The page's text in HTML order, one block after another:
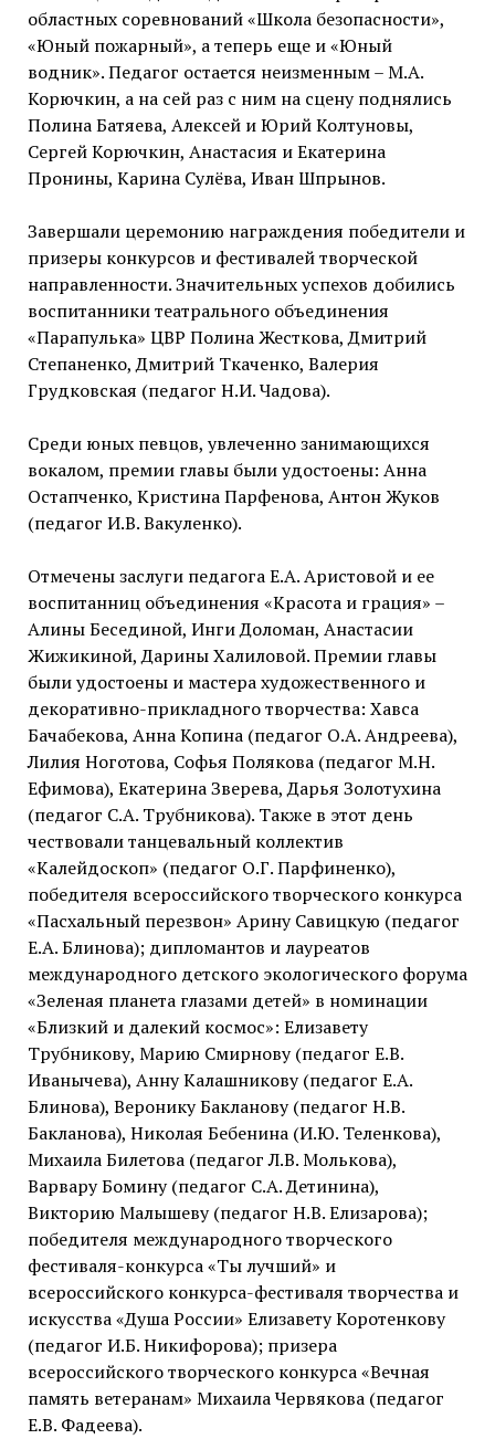
областных соревнований «Школа безопасности»,
«Юный пожарный», а теперь еще и «Юный
водник». Педагог остается неизменным – М.А.
Корючкин, а на сей раз с ним на сцену поднялись
Полина Батяева, Алексей и Юрий Колтуновы,
Сергей Корючкин, Анастасия и Екатерина
Пронины, Карина Сулёва, Иван Шпрынов.
Завершали церемонию награждения победители и
призеры конкурсов и фестивалей творческой
направленности. Значительных успехов добились
воспитанники театрального объединения
«Парапулька» ЦВР Полина Жесткова, Дмитрий
Степаненко, Дмитрий Ткаченко, Валерия
Грудковская (педагог Н.И. Чадова).
Среди юных певцов, увлеченно занимающихся
вокалом, премии главы были удостоены: Анна
Остапченко, Кристина Парфенова, Антон Жуков
(педагог И.В. Вакуленко).
Отмечены заслуги педагога Е.А. Аристовой и ее
воспитанниц объединения «Красота и грация» –
Алины Бесединой, Инги Доломан, Анастасии
Жижикиной, Дарины Халиловой. Премии главы
были удостоены и мастера художественного и
декоративно-прикладного творчества: Хавса
Бачабекова, Анна Копина (педагог О.А. Андреева),
Лилия Ноготова, Софья Полякова (педагог М.Н.
Ефимова), Екатерина Зверева, Дарья Золотухина
(педагог С.А. Трубникова). Также в этот день
чествовали танцевальный коллектив
«Калейдоскоп» (педагог О.Г. Парфиненко),
победителя всероссийского творческого конкурса
«Пасхальный перезвон» Арину Савицкую (педагог
Е.А. Блинова); дипломантов и лауреатов
международного детского экологического форума
«Зеленая планета глазами детей» в номинации
«Близкий и далекий космос»: Елизавету
Трубникову, Марию Смирнову (педагог Е.В.
Иванычева), Анну Калашникову (педагог Е.А.
Блинова), Веронику Бакланову (педагог Н.В.
Бакланова), Николая Бебенина (И.Ю. Теленкова),
Михаила Билетова (педагог Л.В. Молькова),
Варвару Бомину (педагог С.А. Детинина),
Викторию Малышеву (педагог Н.В. Елизарова);
победителя международного творческого
фестиваля-конкурса «Ты лучший» и
всероссийского конкурса-фестиваля творчества и
искусства «Душа России» Елизавету Коротенкову
(педагог И.Б. Никифорова); призера
всероссийского творческого конкурса «Вечная
память ветеранам» Михаила Червякова (педагог
Е.В. Фадеева).